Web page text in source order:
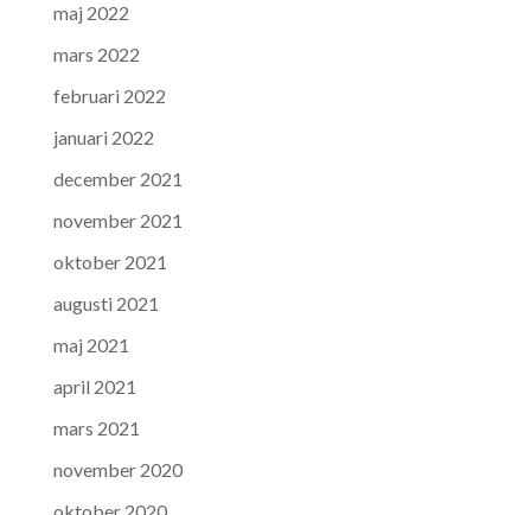
maj 2022
mars 2022
februari 2022
januari 2022
december 2021
november 2021
oktober 2021
augusti 2021
maj 2021
april 2021
mars 2021
november 2020